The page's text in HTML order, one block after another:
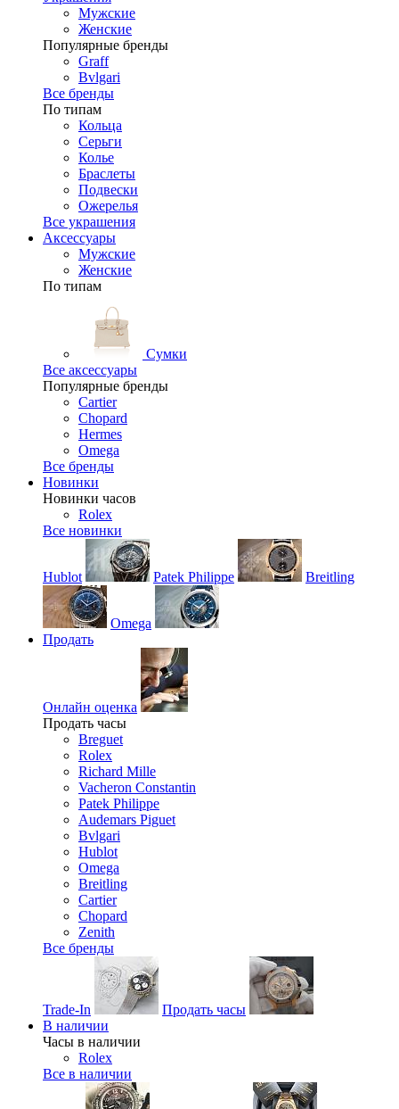
Мужские
Женские
Популярные бренды
Graff
Bvlgari
Все бренды
По типам
Кольца
Серьги
Колье
Браслеты
Подвески
Ожерелья
Все украшения
Аксессуары
Мужские
Женские
По типам
Сумки
Все аксессуары
Популярные бренды
Cartier
Chopard
Hermes
Omega
Все бренды
Новинки
Новинки часов
Rolex
Все новинки
Hublot Patek Philippe Breitling
Omega
Продать
Онлайн оценка
Продать часы
Breguet
Rolex
Richard Mille
Vacheron Constantin
Patek Philippe
Audemars Piguet
Bvlgari
Hublot
Omega
Breitling
Cartier
Chopard
Zenith
Все бренды
Trade-In
Продать часы
В наличии
Часы в наличии
Rolex
Все в наличии